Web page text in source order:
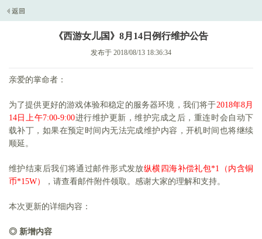
《西游女儿国》8月14日例行维护公告
发布于 2018/08/13 18:36:34
亲爱的掌命者：
为了提供更好的游戏体验和稳定的服务器环境，我们将于2018年8月
14日上午7:00-9:00进行维护更新，维护完成之后，重连时会自动下
载补丁，如果在预定时间内无法完成维护内容，开机时间也将继续
顺延。
维护结束后我们将通过邮件形式发放纵横四海补偿礼包*1（内含铜
币*15W）
，请查看邮件附件领取。感谢大家的理解和支持。
本次更新的详细内容：
◎ 新增内容